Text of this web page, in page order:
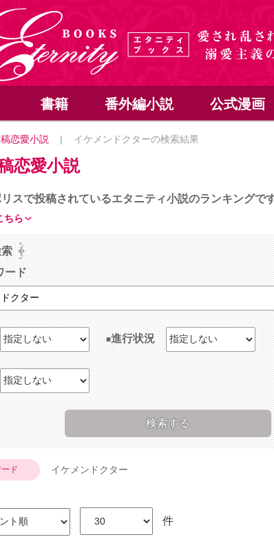
書籍 番外編小説 公式漫画
恋愛小説 | イケメンドクターの検索結果
恋愛小説
スで投稿されているエタニティ小説のランキングです
ちら
ード
進行状況
ド イケメンドクター
件